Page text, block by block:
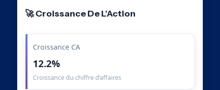
🚀 Croissance De L’Action
Croissance CA
12.2%
Croissance du chiffre d’affaires